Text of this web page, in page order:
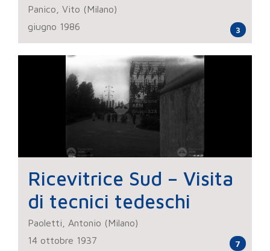
Panico, Vito (Milano)
giugno 1986
3
Ricevitrice Sud – Visita
di tecnici tedeschi
Paoletti, Antonio (Milano)
14 ottobre 1937
7